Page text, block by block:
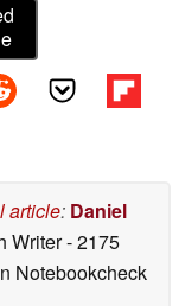
article: Daniel
Writer- 2175
Notebookcheck